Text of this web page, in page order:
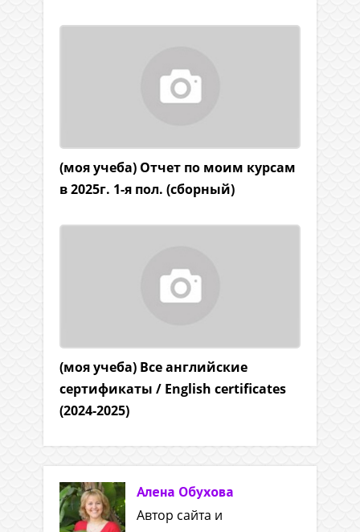
(моя учеба) Отчет по моим курсам
в 2025г. 1-я пол. (сборный)
(моя учеба) Все английские
сертификаты / English certificates
(2024-2025)
Алена Обухова
Автор сайта и